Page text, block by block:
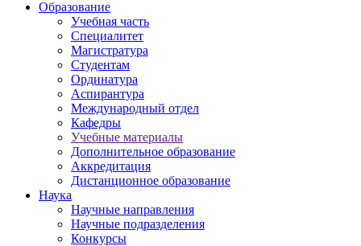
Образование
Учебная часть
Специалитет
Магистратура
Студентам
Ординатура
Аспирантура
Международный отдел
Кафедры
Учебные материалы
Дополнительное образование
Аккредитация
Дистанционное образование
Наука
Научные направления
Научные подразделения
Конкурсы